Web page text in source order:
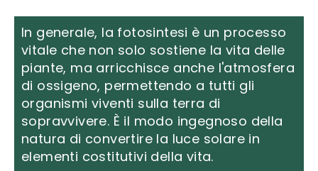
In generale, la fotosintesi è un processo
vitale che non solo sostiene la vita delle
piante, ma arricchisce anche l'atmosfera
di ossigeno, permettendo a tutti gli
organismi viventi sulla terra di
sopravvivere. È il modo ingegnoso della
natura di convertire la luce solare in
elementi costitutivi della vita.